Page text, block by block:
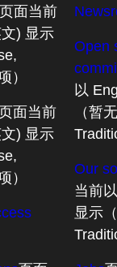
页面当前
) 显示
）
面当前
) 显示
）
Open
以
（暂
Our
当前
显示